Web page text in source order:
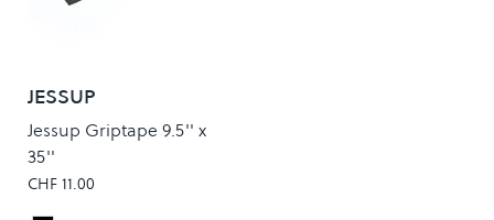
JESSUP
Jessup Griptape 9.5'' x
35''
CHF 11.00